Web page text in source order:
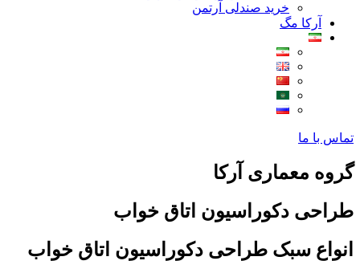
خرید صندلی آرتمن
آرکا مگ
تماس با ما
گروه معماری آرکا
طراحی دکوراسیون اتاق خواب
انواع سبک طراحی دکوراسیون اتاق خواب